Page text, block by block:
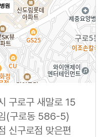
원
구로구 새말로 15
(구로동 586-5)
신구로점 맞은편